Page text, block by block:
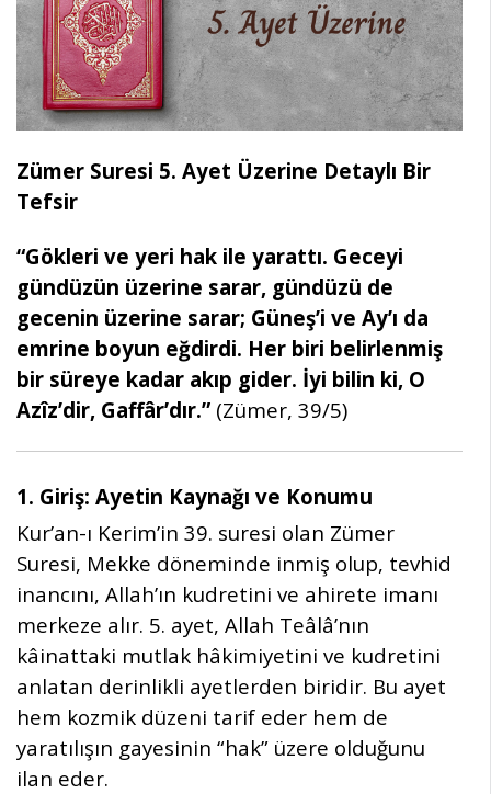
Zümer Suresi 5. Ayet Üzerine Detaylı Bir
Tefsir
“Gökleri ve yeri hak ile yarattı. Geceyi
gündüzün üzerine sarar, gündüzü de
gecenin üzerine sarar; Güneş’i ve Ay’ı da
emrine boyun eğdirdi. Her biri belirlenmiş
bir süreye kadar akıp gider. İyi bilin ki, O
Azîz’dir, Gaffâr’dır.” (Zümer, 39/5)
1. Giriş: Ayetin Kaynağı ve Konumu
Kur’an-ı Kerim’in 39. suresi olan Zümer
Suresi, Mekke döneminde inmiş olup, tevhid
inancını, Allah’ın kudretini ve ahirete imanı
merkeze alır. 5. ayet, Allah Teâlâ’nın
kâinattaki mutlak hâkimiyetini ve kudretini
anlatan derinlikli ayetlerden biridir. Bu ayet
hem kozmik düzeni tarif eder hem de
yaratılışın gayesinin “hak” üzere olduğunu
ilan eder.